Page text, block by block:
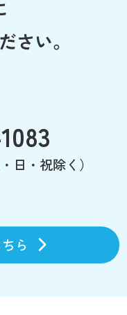
さい。
日・祝除く）
ら